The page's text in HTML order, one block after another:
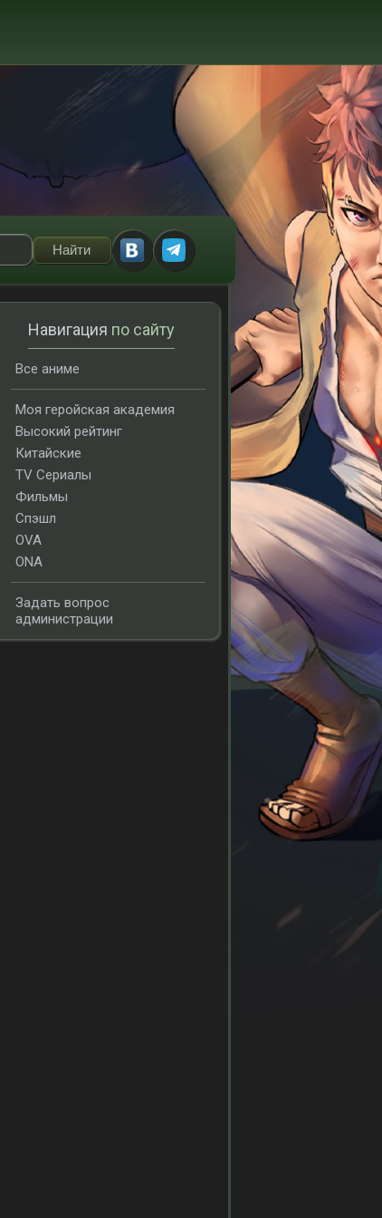
Навигация по сайту
Все аниме
Моя геройская академия
Высокий рейтинг
Китайские
TV Сериалы
Фильмы
Спэшл
OVA
ONA
Задать вопрос
администрации